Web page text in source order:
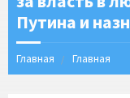
Путина и
Главная Главная